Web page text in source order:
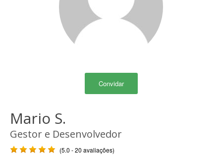
Convidar
Mario S.
Gestor e Desenvolvedor
(5.0 - 20 avaliações)